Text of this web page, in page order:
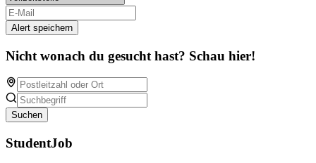
Alert speichern
Nicht wonach du gesucht hast? Schau hier!
Suchen
StudentJob